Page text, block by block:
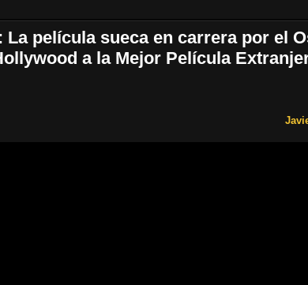
La película sueca en carrera por el
a la Mejor Película